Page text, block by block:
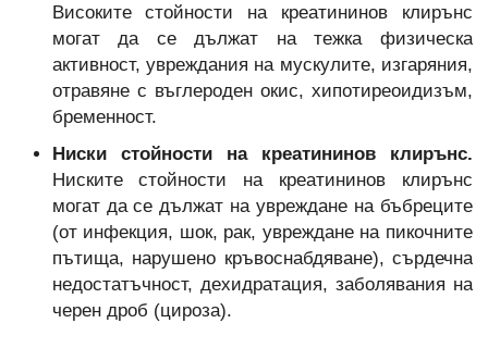
Високите стойности на креатининов клирънс
могат да се дължат на тежка физическа
активност, увреждания на мускулите, изгаряния,
отравяне с въглероден окис, хипотиреоидизъм,
бременност.
Ниски стойности на креатининов клирънс.
Ниските стойности на креатининов клирънс
могат да се дължат на увреждане на бъбреците
(от инфекция, шок, рак, увреждане на пикочните
пътища, нарушено кръвоснабдяване), сърдечна
недостатъчност, дехидратация, заболявания на
черен дроб (цироза).